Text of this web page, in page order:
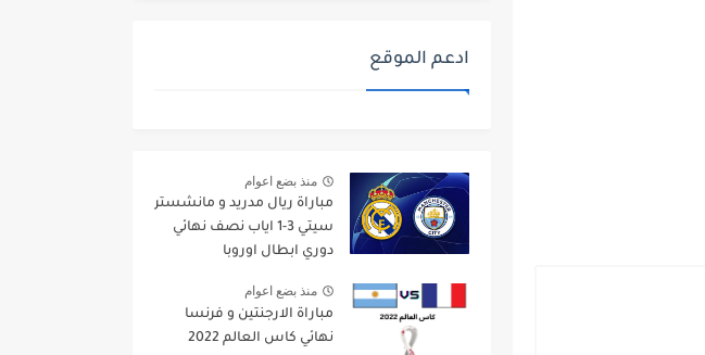
ادعم الموقع
منذ بضع اعوام
مباراة ريال مدريد و مانشستر
سيتي 3-1 اياب نصف نهائي
دوري ابطال اوروبا
منذ بضع اعوام
مباراة الارجنتين و فرنسا
نهائي كاس العالم 2022